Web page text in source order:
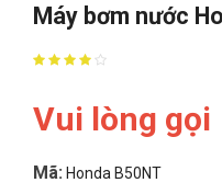
Máy bơm nước
Vui lòng gọi
Mã: Honda B50NT